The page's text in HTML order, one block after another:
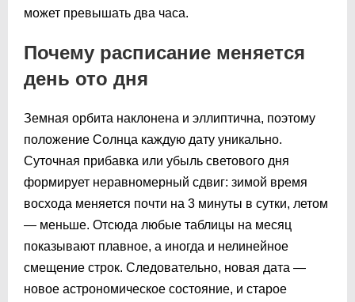
может превышать два часа.
Почему расписание меняется
день ото дня
Земная орбита наклонена и эллиптична, поэтому
положение Солнца каждую дату уникально.
Суточная прибавка или убыль светового дня
формирует неравномерный сдвиг: зимой время
восхода меняется почти на 3 минуты в сутки, летом
— меньше. Отсюда любые таблицы на месяц
показывают плавное, а иногда и нелинейное
смещение строк. Следовательно, новая дата —
новое астрономическое состояние, и старое